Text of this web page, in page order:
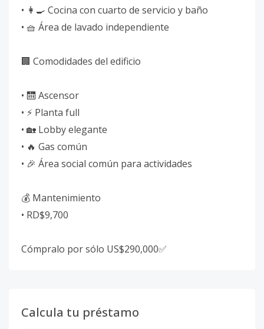
• 👩‍🍳 Cocina con cuarto de servicio y baño
• 🧺 Área de lavado independiente
🏢 Comodidades del edificio
• 🛗 Ascensor
• ⚡ Planta full
• 🏡 Lobby elegante
• 🔥 Gas común
• 🎉 Área social común para actividades
💰 Mantenimiento
• RD$9,700
Cómpralo por sólo US$290,000✅
Calcula tu préstamo